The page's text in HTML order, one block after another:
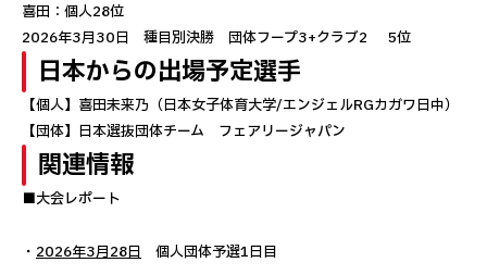
喜田：個人28位
2026年3月30日 種目別決勝 団体フープ3+クラブ2 5位
日本からの出場予定選手
【個人】喜田未来乃（日本女子体育大学/エンジェルRGカガワ日中）
【団体】日本選抜団体チーム フェアリージャパン
関連情報
■大会レポート
・ 2026年3月28日 個人団体予選1日目